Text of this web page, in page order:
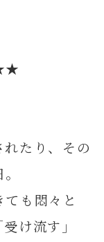
たり、その
も悶々と
け流す」